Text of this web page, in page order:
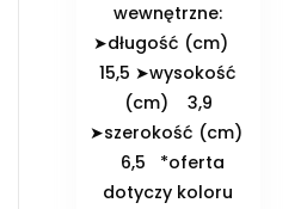
wewnętrzne:
➤długość (cm)
15,5 ➤wysokość
(cm) 3,9
➤szerokość (cm)
6,5 *oferta
dotyczy koloru